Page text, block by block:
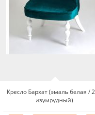
Кресло Бархат (эмаль белая /
изумрудный)